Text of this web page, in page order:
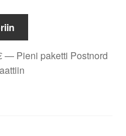
— Pieni paketti Postnord